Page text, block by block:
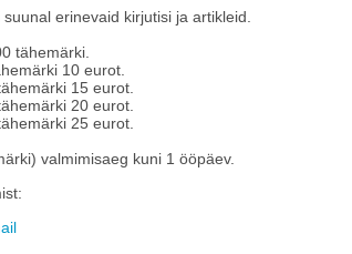
erinevaid kirjutisi ja artikleid.
tähemärki.
10 eurot.
15 eurot.
20 eurot.
25 eurot.
valmimisaeg kuni 1 ööpäev.